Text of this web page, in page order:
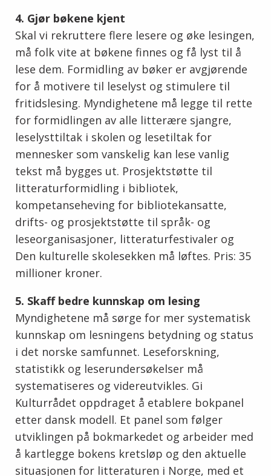
4. Gjør bøkene kjent
Skal vi rekruttere flere lesere og øke lesingen,
må folk vite at bøkene finnes og få lyst til å
lese dem. Formidling av bøker er avgjørende
for å motivere til leselyst og stimulere til
fritidslesing. Myndighetene må legge til rette
for formidlingen av alle litterære sjangre,
leselysttiltak i skolen og lesetiltak for
mennesker som vanskelig kan lese vanlig
tekst må bygges ut. Prosjektstøtte til
litteraturformidling i bibliotek,
kompetanseheving for bibliotekansatte,
drifts- og prosjektstøtte til språk- og
leseorganisasjoner, litteraturfestivaler og
Den kulturelle skolesekken må løftes. Pris: 35
millioner kroner.
5. Skaff bedre kunnskap om lesing
Myndighetene må sørge for mer systematisk
kunnskap om lesningens betydning og status
i det norske samfunnet. Leseforskning,
statistikk og leserundersøkelser må
systematiseres og videreutvikles. Gi
Kulturrådet oppdraget å etablere bokpanel
etter dansk modell. Et panel som følger
utviklingen på bokmarkedet og arbeider med
å kartlegge bokens kretsløp og den aktuelle
situasjonen for litteraturen i Norge, med et